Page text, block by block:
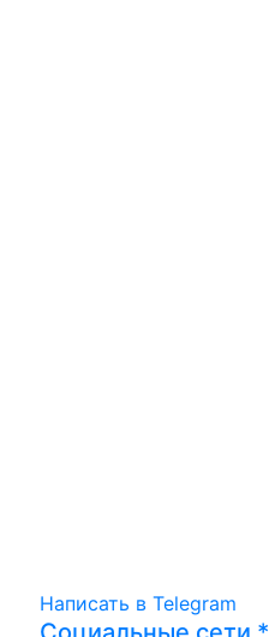
Написать в Telegram